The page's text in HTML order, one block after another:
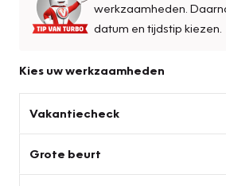
werkzaamheden.
datum en tijdstip kiezen.
Kies uw werkzaamheden
Vakantiecheck
Grote beurt